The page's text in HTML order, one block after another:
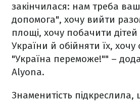
закінчилася: нам треба
допомога", хочу вийти
площі, хочу побачити дітей
України й обійняти їх, хочу
"Україна переможе!"" –
Alyona.
Знаменитість